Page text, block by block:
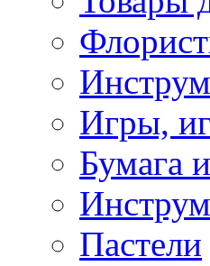
Игры,
Бумага
Пастели